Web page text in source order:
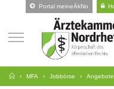
Portal meineÄkNo
MFA Jobbörse